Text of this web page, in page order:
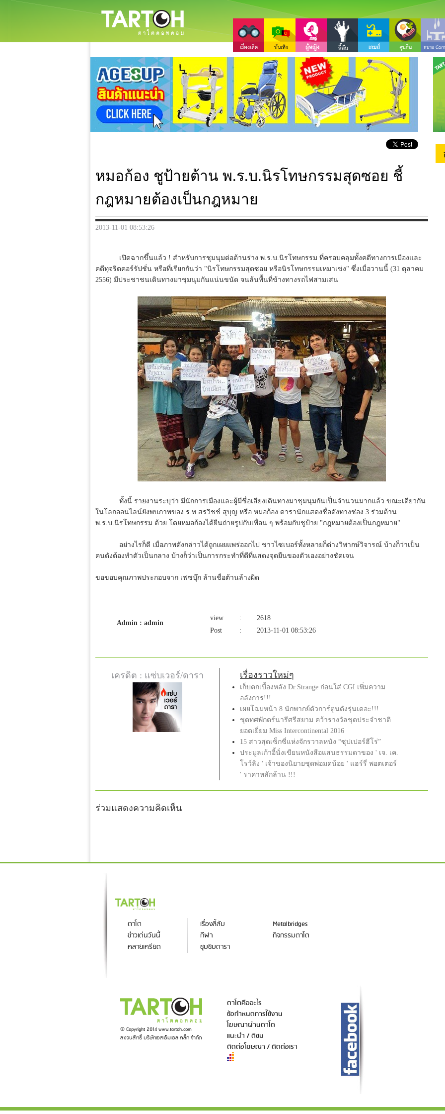
หมอก้อง ชูป้ายต้าน พ.ร.บ.นิรโทษกรรมสุดซอย ชี้
กฎหมายต้องเป็นกฎหมาย
2013-11-01 08:53:26
เปิดฉากขึ้นแล้ว ! สำหรับการชุมนุมต่อต้านร่าง พ.ร.บ.นิรโทษกรรม ที่ครอบคลุมทั้งคดีทางการเมืองและ
คดีทุจริตคอร์รัปชั่น หรือที่เรียกกันว่า "นิรโทษกรรมสุดซอย หรือนิรโทษกรรมเหมาเข่ง" ซึ่งเมื่อวานนี้ (31 ตุลาคม
2556) มีประชาชนเดินทางมาชุมนุมกันแน่นขนัด จนล้นพื้นที่ข้างทางรถไฟสามเสน
ทั้งนี้ รายงานระบุว่า มีนักการเมืองและผู้มีชื่อเสียงเดินทางมาชุมนุมกันเป็นจำนวนมากแล้ว ขณะเดียวกัน
ในโลกออนไลน์ยังพบภาพของ ร.ท.สรวิชช์ สุบุญ หรือ หมอก้อง ดารานักแสดงชื่อดังทางช่อง 3 ร่วมต้าน
พ.ร.บ.นิรโทษกรรม ด้วย โดยหมอก้องได้ยืนถ่ายรูปกับเพื่อน ๆ พร้อมกับชูป้าย "กฎหมายต้องเป็นกฎหมาย"
อย่างไรก็ดี เมื่อภาพดังกล่าวได้ถูกเผยแพร่ออกไป ชาวไซเบอร์ทั้งหลายก็ต่างวิพากษ์วิจารณ์ บ้างก็ว่าเป็น
คนดังต้องทำตัวเป็นกลาง บ้างก็ว่าเป็นการกระทำที่ดีที่แสดงจุดยืนของตัวเองอย่างชัดเจน
ขอขอบคุณภาพประกอบจาก เฟซบุ๊ก ล้านชื่อต้านล้างผิด
Admin : admin
view :
2618
Post
: 2013-11-01 08:53:26
เครดิต : แซ่บเวอร์/ดารา เรื่องราวใหม่ๆ
เก็บตกเบื้องหลัง Dr.Strange ก่อนใส่ CGI เพิ่มความ
อลังการ!!!
เผยโฉมหน้า 8 นักพากย์ตัวการ์ตูนดังรุ่นเดอะ!!!
ชุดทศพักตร์นารีศรีสยาม คว้ารางวัลชุดประจำชาติ
ยอดเยี่ยม Miss Intercontinental 2016
15 สาวสุดเซ็กซี่แห่งจักรวาลหนัง “ซุปเปอร์ฮีโร่”
ประมูลเก้าอี้นั่งเขียนหนังสือแสนธรรมดาของ ' เจ. เค.
โรว์ลิง ' เจ้าของนิยายชุดพ่อมดน้อย ' แฮร์รี่ พอตเตอร์
' ราคาหลักล้าน !!!
ร่วมแสดงความคิดเห็น
ตาโต
ข่าวเด่นวันนี้
คลายเครียด
เรื่องลี้ลับ
กีฬา
ซุบซิบดารา
Metalbridges
กิจกรรมตาโต
© Copyright 2014 www.tartoh.com
สงวนสิทธิ์ บริษัทเอสเอ็มแอล คลิ๊ก จำกัด
ตาโตคืออะไร
ข้อกำหนดการใช้งาน
โฆษณาผ่านตาโต
แนะนำ / ติชม
ติดต่อโฆษณา / ติดต่อเรา